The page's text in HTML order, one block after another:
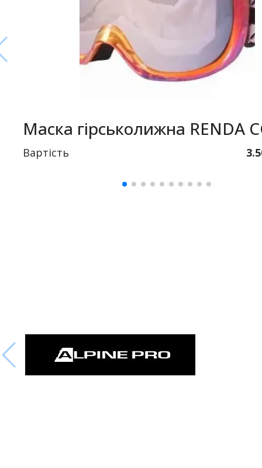
Маска гірськолижна RENDA
Вартість